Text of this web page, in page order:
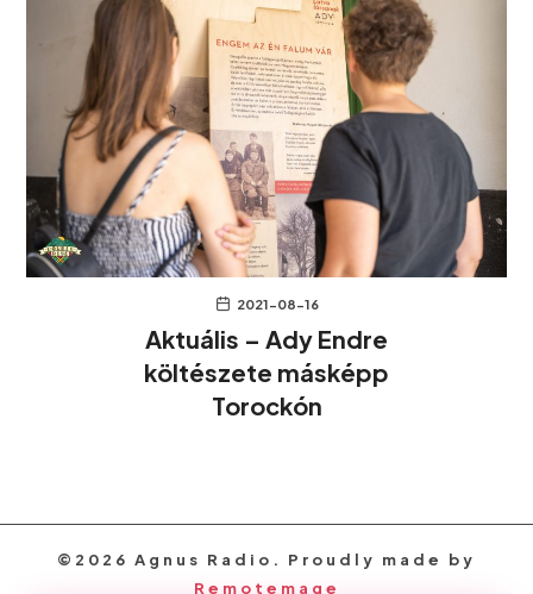
2021-08-16
Aktuális – Ady Endre
költészete másképp
Torockón
©2026 Agnus Radio. Proudly made by
Remotemage